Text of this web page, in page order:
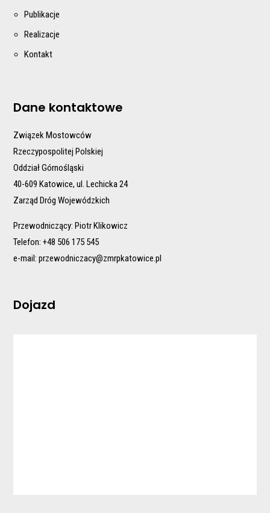
Publikacje
Realizacje
Kontakt
Dane kontaktowe
Związek Mostowców
Rzeczypospolitej Polskiej
Oddział Górnośląski
40-609 Katowice, ul. Lechicka 24
Zarząd Dróg Wojewódzkich
Przewodniczący: Piotr Klikowicz
Telefon: +48 506 175 545
e-mail:przewodniczacy@zmrpkatowice.pl
Dojazd